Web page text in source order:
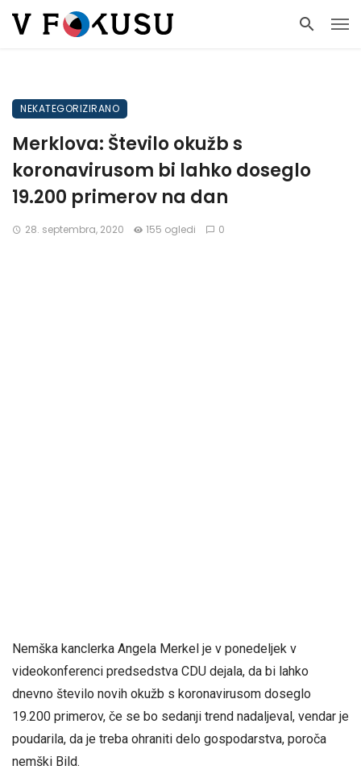
NEKATEGORIZIRANO
Merklova: Število okužb s
koronavirusom bi lahko doseglo
19.200 primerov na dan
28. septembra, 2020 155 ogledi 0
Nemška kanclerka Angela Merkel je v ponedeljek v
videokonferenci predsedstva CDU dejala, da bi lahko
dnevno število novih okužb s koronavirusom doseglo
19.200 primerov, če se bo sedanji trend nadaljeval, vendar je
poudarila, da je treba ohraniti delo gospodarstva, poroča
nemški Bild.